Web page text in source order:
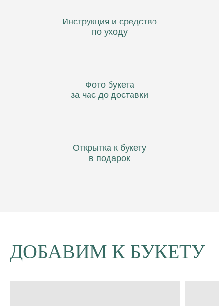
Инструкция и средство
по уходу
Фото букета
за час до доставки
Открытка к букету
в подарок
ДОБАВИМ К БУКЕТУ